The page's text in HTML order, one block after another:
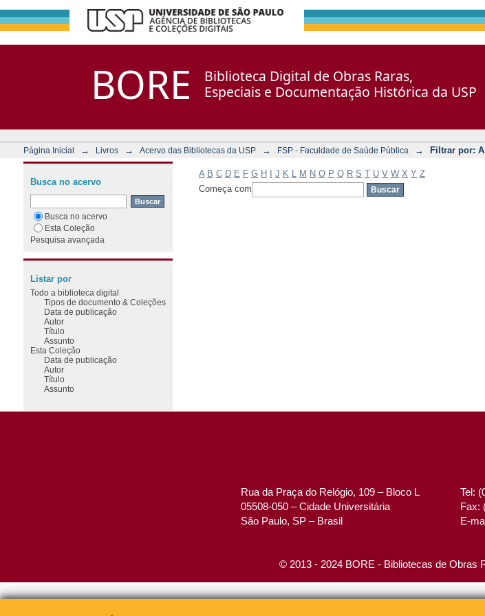
BORE
Biblioteca Digital de Obras Raras,
Especiais e Documentação Histórica da USP
Página Inicial → Livros → Acervo das Bibliotecas da USP → FSP - Faculdade de Saúde Pública → Filtrar por:
A B C D E F G H J K M N O P Q R S T U V W X Y Z
Começa com
Busca no acervo
Busca no acervo
Esta Coleção
Pesquisa avançada
Listar por
Todo a biblioteca digital
Tipos de documento & Coleções
Data de publicação
Autor
Título
Assunto
Esta Coleção
Data de publicação
Autor
Título
Assunto
Rua da Praça do Relógio, 109 – Bloco L
05508-050 – Cidade Universitária
São Paulo, SP – Brasil
Tel:
Fax:
E-
© 2013 - 2024 BORE - Bibliotecas de Obras